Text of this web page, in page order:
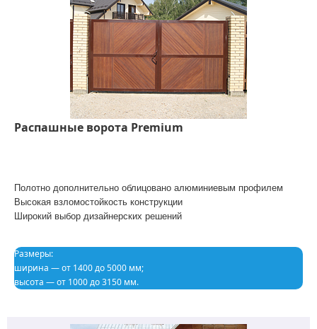
Распашные ворота Premium
Полотно дополнительно облицовано алюминиевым профилем
Высокая взломостойкость конструкции
Широкий выбор дизайнерских решений
Размеры:
ширина — от 1400 до 5000 мм;
высота — от 1000 до 3150 мм.